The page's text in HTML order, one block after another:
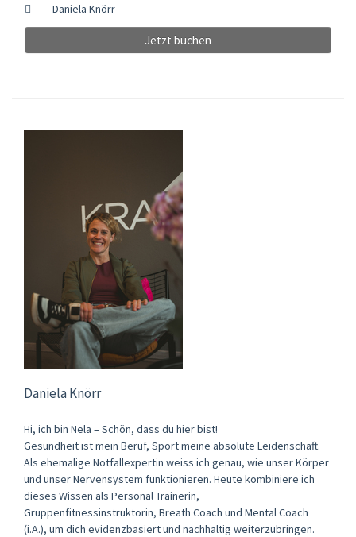
Daniela Knörr
Jetzt buchen
Daniela Knörr
Hi, ich bin Nela – Schön, dass du hier bist!
Gesundheit ist mein Beruf, Sport meine absolute Leidenschaft.
Als ehemalige Notfallexpertin weiss ich genau, wie unser Körper
und unser Nervensystem funktionieren. Heute kombiniere ich
dieses Wissen als Personal Trainerin,
Gruppenfitnessinstruktorin, Breath Coach und Mental Coach
(i.A.), um dich evidenzbasiert und nachhaltig weiterzubringen.